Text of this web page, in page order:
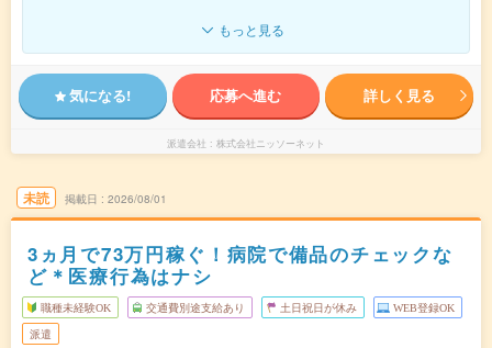
もっと見る
気になる! 応募へ進む 詳しく見る
派遣会社 株式会社ニッソーネット
未読 掲載日 2026/08/01
3ヵ月で73万円稼ぐ！病院で備品のチェックな
ど＊医療行為はナシ
職種未経験OK 交通費別途支給あり 土日祝日が休み WEB登録OK
派遣